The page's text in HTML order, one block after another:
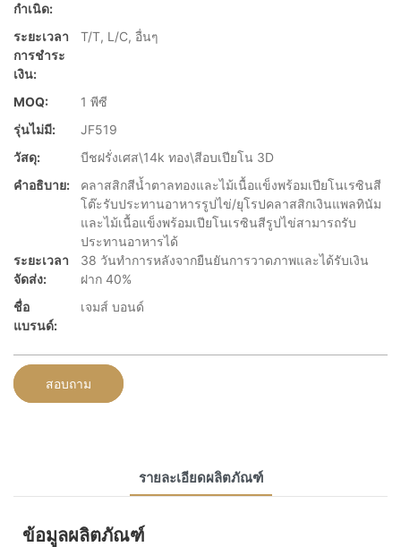
กำเนิด:
ระยะเวลา
การชำระ
เงิน:
T/T, L/C, อื่นๆ
MOQ:
1 พีซี
รุ่นไม่มี:
JF519
วัสดุ:
บีชฝรั่งเศส\14k ทอง\สีอบเปียโน 3D
คำอธิบาย:
คลาสสิกสีน้ำตาลทองและไม้เนื้อแข็งพร้อมเปียโนเรซินสี
โต๊ะรับประทานอาหารรูปไข่/ยุโรปคลาสสิกเงินแพลทินัม
และไม้เนื้อแข็งพร้อมเปียโนเรซินสีรูปไข่สามารถรับ
ประทานอาหารได้
ระยะเวลา
จัดส่ง:
38 วันทำการหลังจากยืนยันการวาดภาพและได้รับเงิน
ฝาก 40%
ชื่อ
แบรนด์:
เจมส์ บอนด์
สอบถาม
รายละเอียดผลิตภัณฑ์
ข้อมูลผลิตภัณฑ์